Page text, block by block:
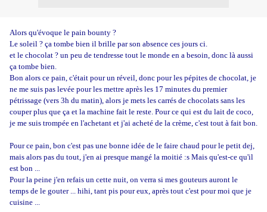
Alors qu'évoque le pain bounty ?
Le soleil ? ça tombe bien il brille par son absence ces jours ci.
et le chocolat ? un peu de tendresse tout le monde en a besoin, donc là aussi
ça tombe bien.
Bon alors ce pain, c'était pour un réveil, donc pour les pépites de chocolat, je
ne me suis pas levée pour les mettre après les 17 minutes du premier
pétrissage (vers 3h du matin), alors je mets les carrés de chocolats sans les
couper plus que ça et la machine fait le reste. Pour ce qui est du lait de coco,
je me suis trompée en l'achetant et j'ai acheté de la crème, c'est tout à fait bon.
Pour ce pain, bon c'est pas une bonne idée de le faire chaud pour le petit dej,
mais alors pas du tout, j'en ai presque mangé la moitié :s Mais qu'est-ce qu'il
est bon ...
Pour la peine j'en refais un cette nuit, on verra si mes gouteurs auront le
temps de le gouter ... hihi, tant pis pour eux, après tout c'est pour moi que je
cuisine ...